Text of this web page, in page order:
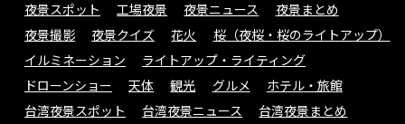
夜景スポット 工場夜景 夜景ニュース
夜景まとめ
夜景撮影
夜景クイズ 花火
桜（夜桜・桜のライトアップ）
イルミネーション
ライトアップ・ライティング
ドローンショー
天体 観光 グルメ
ホテル・旅館
台湾夜景スポット
台湾夜景ニュース 台湾夜景まとめ